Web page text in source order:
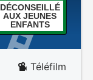
DÉCONSEILLÉ
AUX JEUNES
ENFANTS
Téléfilm